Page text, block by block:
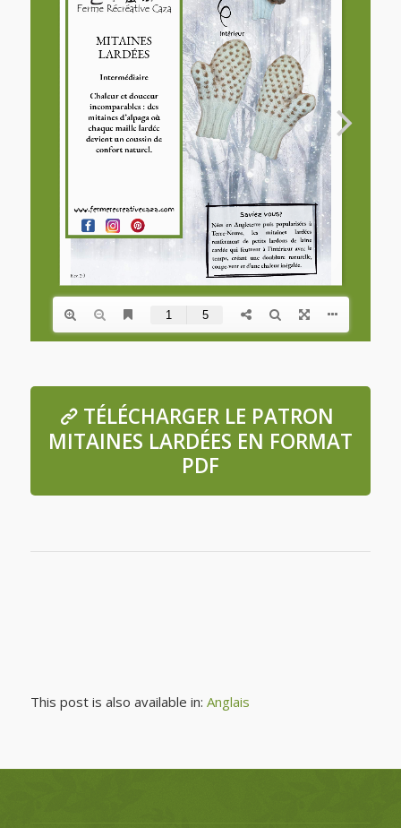
TÉLÉCHARGER LE PATRON
MITAINES LARDÉES EN FORMAT
PDF
This post is also available in: Anglais